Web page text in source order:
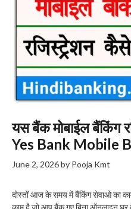
यस बैंक मोबाईल बैंकिंग
Yes Bank Mobile
June 2, 2026by Pooja Kmt
दोस्तों आज के समय में बैंकिंग सेवाओ का
काम है जो आप बैंक गए बिना ऑनलाइन